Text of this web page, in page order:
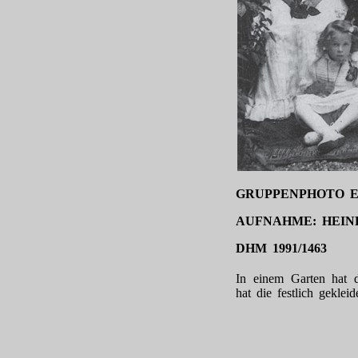
GRUPPENPHOTO
AUFNAHME:
DHM 1991/1463
In einem Garten hat
hat die festlich